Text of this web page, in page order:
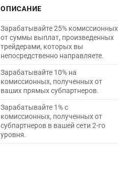
ОПИСАНИЕ
Зарабатывайте 25% комиссионных
от суммы выплат, произведенных
трейдерами, которых вы
непосредственно направляете.
Зарабатывайте 10% на
комиссионных, полученных от
ваших прямых субпартнеров.
Зарабатывайте 1% с
комиссионных, полученных от
субпартнеров в вашей сети 2-го
уровня.